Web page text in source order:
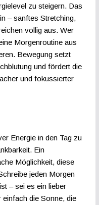
zu steigern. Das
– sanftes Stretching,
völlig aus. Wer
Morgenroutine aus
Bewegung setzt
und fördert die
und fokussierter
Energie in den Tag zu
Ein
Möglichkeit, diese
jeden Morgen
– sei es ein lieber
die Sonne, die